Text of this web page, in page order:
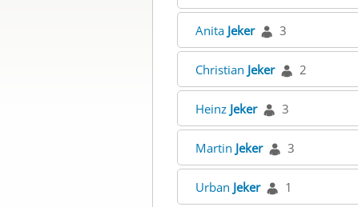
Anita Jeker 3
Christian Jeker 2
Heinz Jeker 3
Martin Jeker 3
Urban Jeker 1